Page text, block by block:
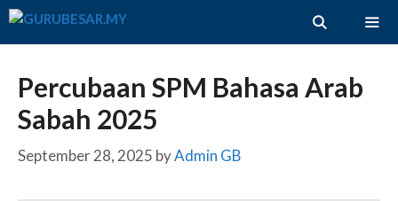
Skip
Percubaan SPM Bahasa Arab
Sabah 2025
September 28, 2025 byAdmin GB